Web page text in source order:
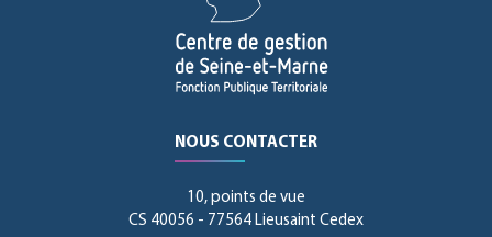
NOUS CONTACTER
10, points de vue
CS 40056 - 77564 Lieusaint Cedex